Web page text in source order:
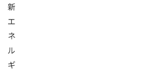
新
エ
ネ
ル
ギ